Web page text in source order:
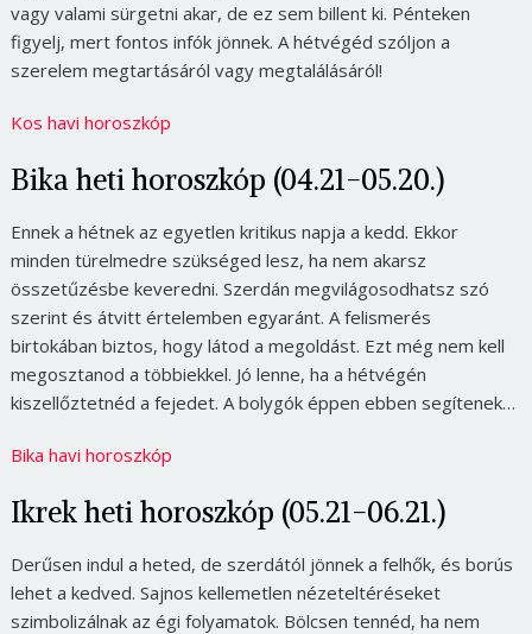
vagy valami sürgetni akar, de ez sem billent ki. Pénteken
figyelj, mert fontos infók jönnek. A hétvégéd szóljon a
szerelem megtartásáról vagy megtalálásáról!
Kos havi horoszkóp
Bika heti horoszkóp (04.21-05.20.)
Ennek a hétnek az egyetlen kritikus napja a kedd. Ekkor
minden türelmedre szükséged lesz, ha nem akarsz
összetűzésbe keveredni. Szerdán megvilágosodhatsz szó
szerint és átvitt értelemben egyaránt. A felismerés
birtokában biztos, hogy látod a megoldást. Ezt még nem kell
megosztanod a többiekkel. Jó lenne, ha a hétvégén
kiszellőztetnéd a fejedet. A bolygók éppen ebben segítenek…
Bika havi horoszkóp
Ikrek heti horoszkóp (05.21-06.21.)
Derűsen indul a heted, de szerdától jönnek a felhők, és borús
lehet a kedved. Sajnos kellemetlen nézeteltéréseket
szimbolizálnak az égi folyamatok. Bölcsen tennéd, ha nem